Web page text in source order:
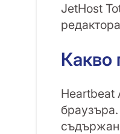
JetHost
Какво
Heartbeat